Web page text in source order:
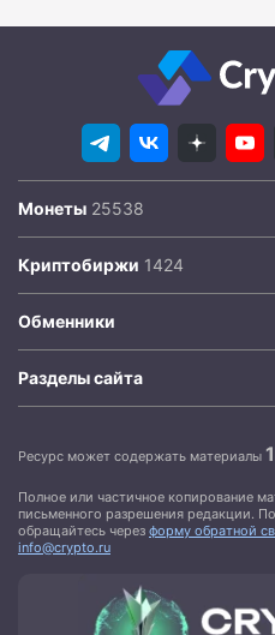
Монеты
Криптобиржи
Обменники
Разделы сайта
Ресурс может содержать материалы
Полное или частичное копирование
письменного разрешения редакции.
обращайтесь через форму обратной
info@crypto.ru